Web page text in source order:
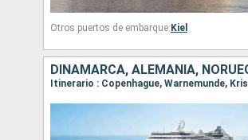
Otros puertos de embarque: Kiel
DINAMARCA, ALEMANIA,
Itinerario : Copenhague, Warnemunde,